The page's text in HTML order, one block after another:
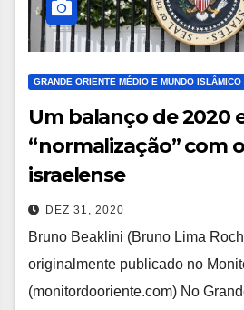
GRANDE ORIENTE MÉDIO E MUNDO ISLÂMICO
Um balanço de 2020
“normalização” com
israelense
DEZ 31, 2020
Bruno Beaklini (Bruno Lima
originalmente publicado no
(monitordooriente.com) No